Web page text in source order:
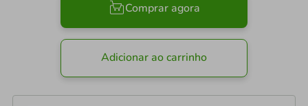
Comprar agora
Adicionar ao carrinho